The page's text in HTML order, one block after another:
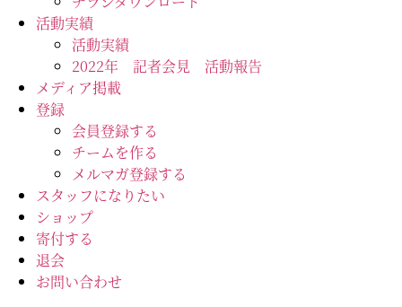
活動実績
活動実績
2022年 記者会見 活動報告
メディア掲載
登録
会員登録する
チームを作る
メルマガ登録する
スタッフになりたい
ショップ
寄付する
退会
お問い合わせ